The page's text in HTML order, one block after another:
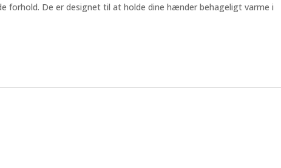
forhold. De er designet til at holde dine hænder behageligt varme i